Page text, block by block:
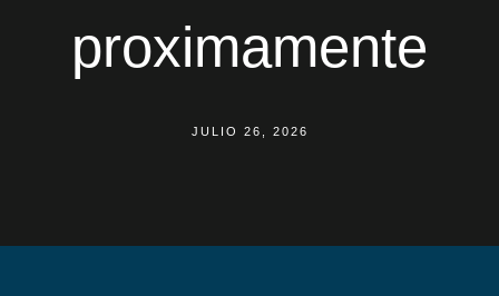
proximamente
JULIO 26, 2026